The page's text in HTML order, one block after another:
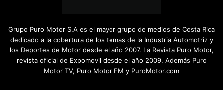
Grupo Puro Motor S.A es el mayor grupo de medios de Costa Rica
dedicado a la cobertura de los temas de la Industria Automotriz y
los Deportes de Motor desde el año 2007. La Revista Puro Motor,
revista oficial de Expomovil desde el año 2009. Además Puro
Motor TV, Puro Motor FM y PuroMotor.com